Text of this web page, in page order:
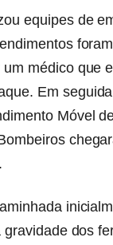
equipes de
médico que
Em
Móvel
dos